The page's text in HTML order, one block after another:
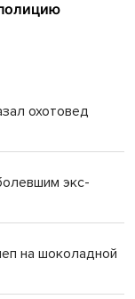
охотовед
экс-
на шоколадной